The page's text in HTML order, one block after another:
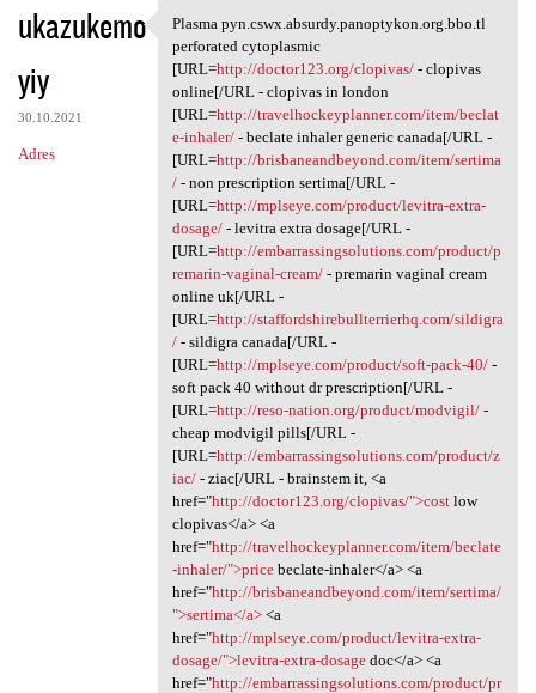
ukazukemo
yiy
30.10.2021
Adres
Plasma pyn.cswx.absurdy
Plasma pyn.cswx.absurdy.panoptykon.org.bbo.tl
perforated cytoplasmic
[URL=http://doctor123.org/clopivas/- clopivas
online[/URL - clopivas in london
[URL=http://travelhockeyplanner.com/item/beclat
e-inhaler/- beclate inhaler generic canada[/URL -
[URL=http://brisbaneandbeyond.com/item/sertima
/- non prescription sertima[/URL -
[URL=http://mplseye.com/product/levitra-extra-
dosage/- levitra extra dosage[/URL -
[URL=http://embarrassingsolutions.com/product/p
remarin-vaginal-cream/- premarin vaginal cream
online uk[/URL -
[URL=http://staffordshirebullterrierhq.com/sildigra
/- sildigra canada[/URL -
[URL=http://mplseye.com/product/soft-pack-40/-
soft pack 40 without dr prescription[/URL -
[URL=http://reso-nation.org/product/modvigil/-
cheap modvigil pills[/URL -
[URL=http://embarrassingsolutions.com/product/z
iac/- ziac[/URL - brainstem it, <a
href="http://doctor123.org/clopivas/">costlow
clopivas</a> <a
href="http://travelhockeyplanner.com/item/beclate
-inhaler/">pricebeclate-inhaler</a> <a
href="http://brisbaneandbeyond.com/item/sertima/
">sertima</a><a
href="http://mplseye.com/product/levitra-extra-
dosage/">levitra-extra-dosagedoc</a> <a
href="http://embarrassingsolutions.com/product/pr